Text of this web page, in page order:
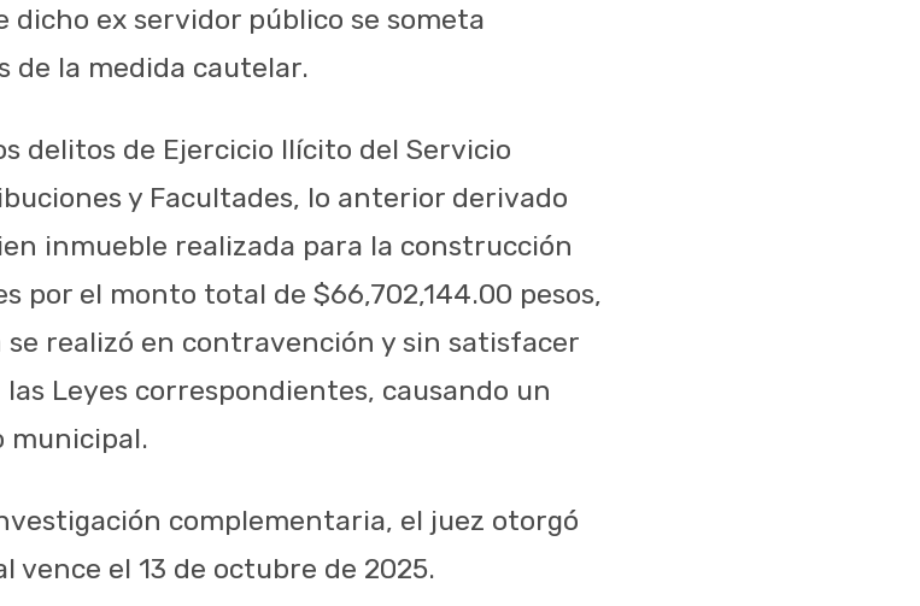
ex servidor público se someta
de la medida cautelar.
delitos de Ejercicio Ilícito del Servicio
y Facultades, lo anterior derivado
inmueble realizada para la construcción
por el monto total de $66,702,144.00 pesos,
realizó en contravención y sin satisfacer
Leyes correspondientes, causando un
municipal.
complementaria, el juez otorgó
vence el 13 de octubre de 2025.